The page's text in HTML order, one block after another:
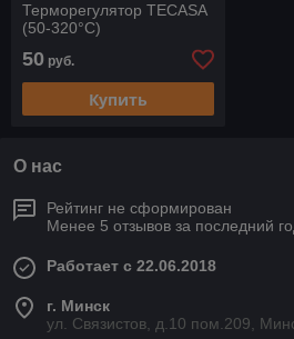
Терморегулятор TECASA
(50-320°С)
50 руб.
Купить
О нас
Рейтинг не сформирован
Менее 5 отзывов за последний
Работает с 22.06.2018
г. Минск
ул. Связистов, д.10 пом.209,